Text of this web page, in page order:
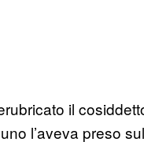
il
l’aveva preso